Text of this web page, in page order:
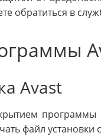
обратиться в
Avast
программы
файл установки